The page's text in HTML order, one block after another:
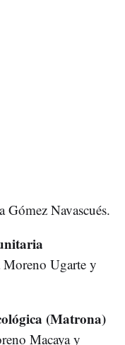
Navascués.
Moreno Ugarte y
(Matrona)
Macaya y